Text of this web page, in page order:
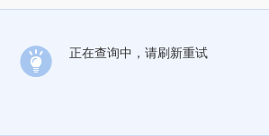
正在查询中，请刷新重试